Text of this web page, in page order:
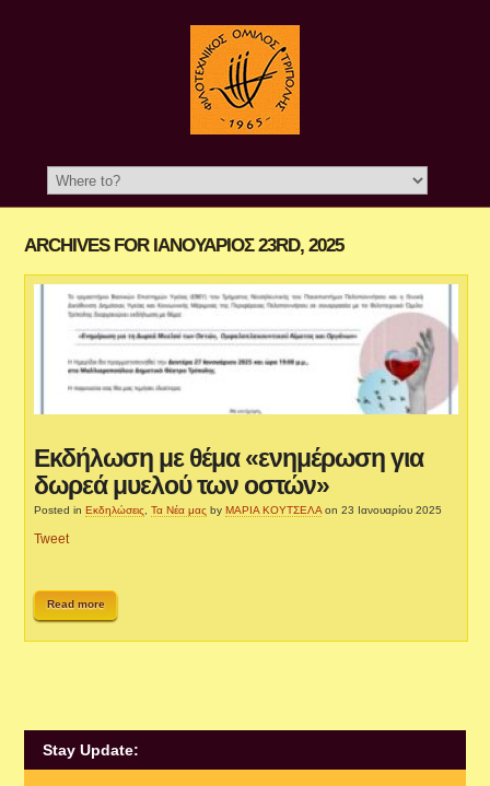
ARCHIVES FOR ΙΑΝΟΥΆΡΙΟΣ 23RD, 2025
Εκδήλωση με θέμα «ενημέρωση για
δωρεά μυελού των οστών»
Posted inΕκδηλώσεις ,Τα Νέα μας byΜΑΡΙΑ ΚΟΥΤΣΕΛΑ on 23 Ιανουαρίου 2025
Tweet
Read more
Stay Update: